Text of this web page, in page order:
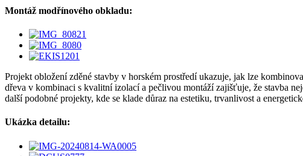
Montáž modřínového obkladu:
Projekt obložení zděné stavby v horském prostředí ukazuje, jak lze
dřeva v kombinaci s kvalitní izolací a pečlivou montáží zajišťuje, že stavba
další podobné projekty, kde se klade důraz na estetiku, trvanlivost a
Ukázka detailu: